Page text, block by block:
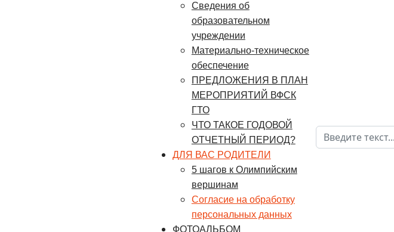
Сведения об
образовательном
учреждении
Материально-техническое
обеспечение
ПРЕДЛОЖЕНИЯ В ПЛАН
МЕРОПРИЯТИЙ ВФСК
ГТО
ЧТО ТАКОЕ ГОДОВОЙ
ОТЧЕТНЫЙ ПЕРИОД?
ДЛЯ ВАС РОДИТЕЛИ
5 шагов к Олимпийским
вершинам
Согласие на обработку
персональных данных
ФОТОАЛЬБОМ
Поиск